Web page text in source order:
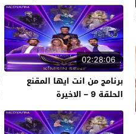
02:28:06
برنامج من انت ايها المقنع
الحلقة 9 – الاخيرة